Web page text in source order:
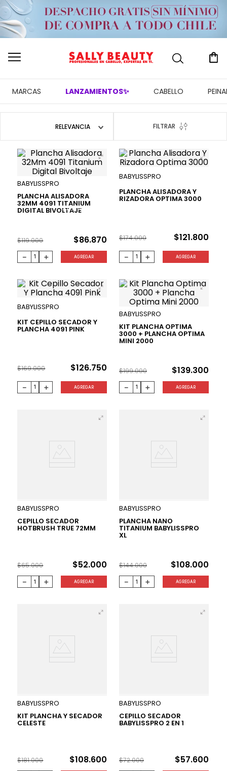
MARCAS LANZAMIENTOS✨ CABELLO
RELEVANCIA FILTRAR
BABYLISSPRO
PLANCHA ALISADORA
32MM 4091 TITANIUM
DIGITAL BIVOLTAJE
27 %
$119.000 $86.870
＋
－ AGREGAR
BABYLISSPRO
PLANCHA ALISADORA Y
RIZADORA OPTIMA 3000
$174.000 $121.800
＋
－ AGREGAR
BABYLISSPRO
KIT CEPILLO SECADOR Y
PLANCHA 4091 PINK
$169.000 $126.750
＋
－ AGREGAR
BABYLISSPRO
KIT PLANCHA OPTIMA
3000 + PLANCHA OPTIMA
MINI 2000
$199.000 $139.300
＋
－ AGREGAR
BABYLISSPRO
CEPILLO SECADOR
HOTBRUSH TRUE 72MM
$65.000 $52.000
＋
－ AGREGAR
BABYLISSPRO
PLANCHA NANO
TITANIUM BABYLISSPRO
XL
$144.000 $108.000
＋
－ AGREGAR
BABYLISSPRO
KIT PLANCHA Y SECADOR
CELESTE
$181.000 $108.600
BABYLISSPRO
CEPILLO SECADOR
BABYLISSPRO 2 EN 1
$72.000 $57.600